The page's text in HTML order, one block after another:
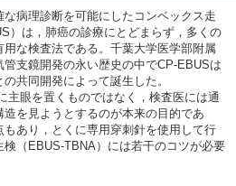
病理診断を可能にしたコンベックス走
）は，肺癌の診療にとどまらず，多くの
な検査法である。千葉大学医学部附属
支鏡開発の永い歴史の中でCP-EBUSは
共同開発によって誕生した。
眼を置くものではなく，検査医には通
を見ようとするのが本来の目的であ
あり，とくに専用穿刺針を使用して行
（EBUS-TBNA）には若干のコツが必要